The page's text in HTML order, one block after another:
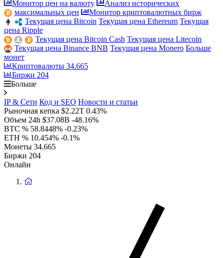
Монитор цен на валюту
Анализ исторических
максимальных цен
Монитор криптовалютных бирж
Текущая цена Bitcoin Текущая цена Ethereum Текущая
цена Ripple
Текущая цена Bitcoin Cash Текущая цена Litecoin
Текущая цена Binance BNB Текущая цена Monero Больше
монет
Криптовалюты 34.665
Биржи 204
Больше
IP & Сети Код и SEO Новости и статьи
Рыночная кепка $2.22T 0.43%
Объем 24h $37.08B -48.16%
BTC % 58.8448% -0.23%
ETH % 10.454% -0.1%
Монеты 34.665
Биржи 204
Онлайн